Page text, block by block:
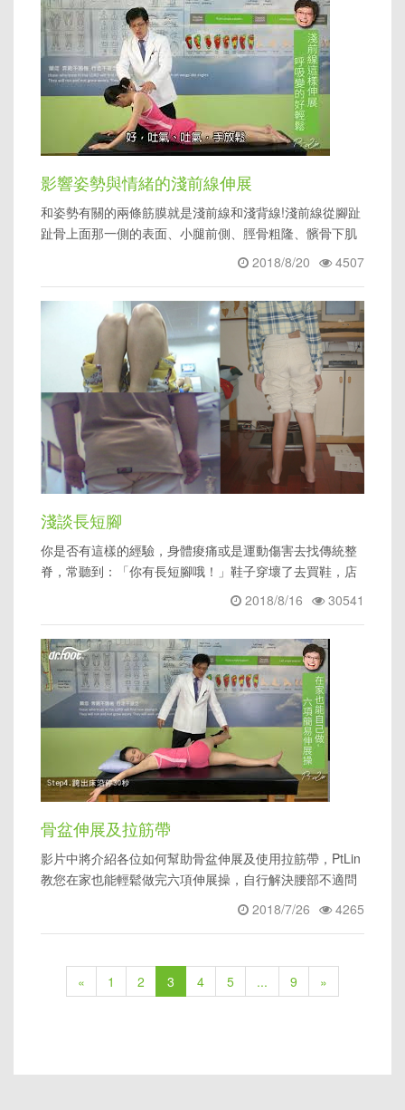
影響姿勢與情緒的淺前線伸展
和姿勢有關的兩條筋膜就是淺前線和淺背線!淺前線從腳趾
趾骨上面那一側的表面、小腿前側、脛骨粗隆、髕骨下肌
4507
2018/8/20
淺談長短腳
你是否有這樣的經驗，身體痠痛或是運動傷害去找傳統整
脊，常聽到：「你有長短腳哦！」鞋子穿壞了去買鞋，店
30541
2018/8/16
骨盆伸展及拉筋帶
影片中將介紹各位如何幫助骨盆伸展及使用拉筋帶，PtLin
教您在家也能輕鬆做完六項伸展操，自行解決腰部不適問
4265
2018/7/26
« 1 2 3 4 5 ... 9 »